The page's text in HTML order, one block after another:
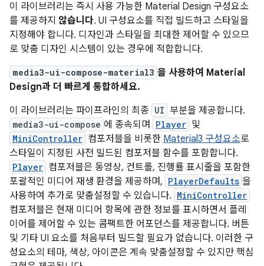
이 라이브러리는 즉시 사용 가능한 Material Design 구성요소
를 제공하지 않습니다. UI 구성요소를 직접 빌드하고 스타일을
지정해야 합니다. 디자인과 스타일을 최대한 제어할 수 있으므
로 맞춤 디자인 시스템이 있는 경우에 적합합니다.
media3-ui-compose-material3 을 사용하여 Material
Design과 더 빠르게 통합하세요.
이 라이브러리는 파이프라인의 최종 UI 부분을 제공합니다.
media3-ui-compose 에 종속되며 Player 및
MiniController 컴포저블을 비롯한 Material3 구성요소로
스타일이 지정된 사전 빌드된 컴포저블 함수를 포함합니다.
Player 컴포저블은 동영상, 컨트롤, 진행률 표시줄을 포함한
포괄적인 미디어 재생 환경을 제공하며, PlayerDefaults 을
사용하여 추가로 맞춤설정할 수 있습니다. MiniController
컴포저블은 현재 미디어 항목에 관한 정보를 표시하면서 플레
이어를 제어할 수 있는 콤팩트한 어포던스를 제공합니다. 버튼
및 기타 UI 요소를 처음부터 빌드할 필요가 없습니다. 이러한 구
성요소의 테마, 색상, 아이콘은 계속 맞춤설정할 수 있지만 핵심